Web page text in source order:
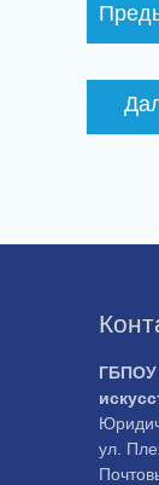
по
ГБПОУ
ул.